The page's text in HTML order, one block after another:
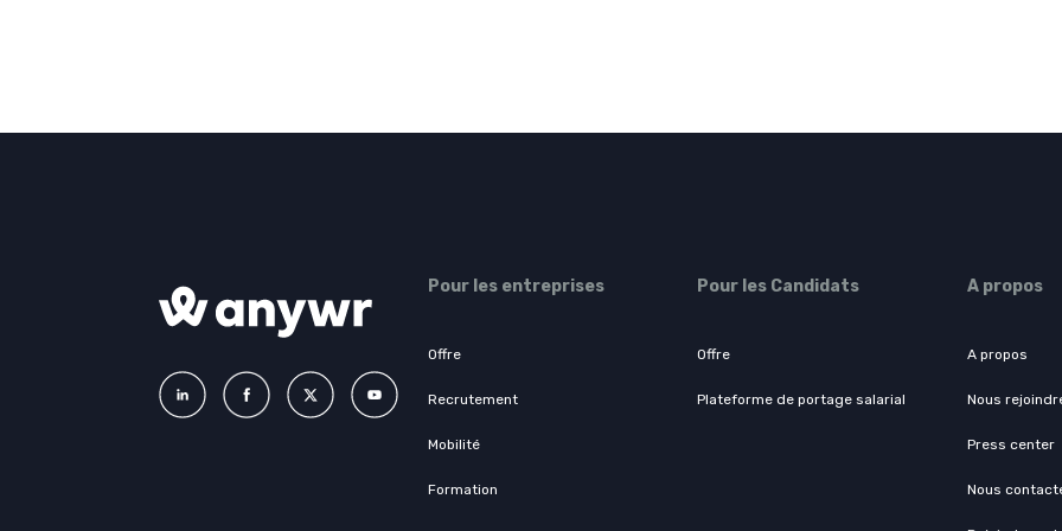
Pour les entreprises
Offre
Recrutement
Mobilité
Formation
Pour les Candidats
Offre
Plateforme de portage salarial
A propos
A propos
Nous
Press center
Nous